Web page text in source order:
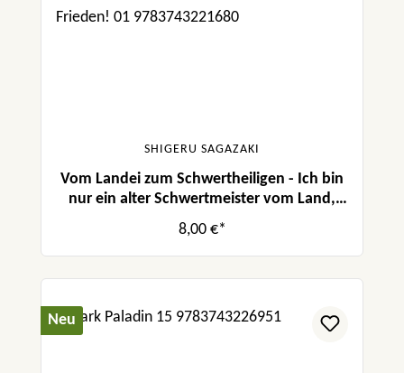
SHIGERU SAGAZAKI
Vom Landei zum Schwertheiligen - Ich bin
nur ein alter Schwertmeister vom Land,
aber meine Schülerinnen lassen mich nicht
in Frieden! 01
8,00 €*
Neu